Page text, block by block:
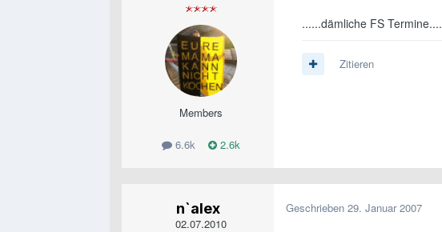
Members
6.6k 2.6k
......dämliche FS Termine....
Zitieren
n`alex
02.07.2010
Geschrieben 29. Januar 2007